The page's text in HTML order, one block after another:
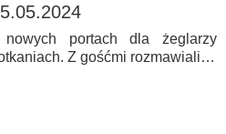
portach dla żeglarzy
Z gośćmi rozmawiali…